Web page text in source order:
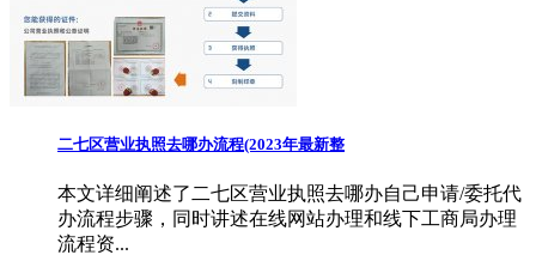
二七区营业执照去哪办流程(2023年最新整
本文详细阐述了二七区营业执照去哪办自己申请/委托代
办流程步骤，同时讲述在线网站办理和线下工商局办理
流程资...